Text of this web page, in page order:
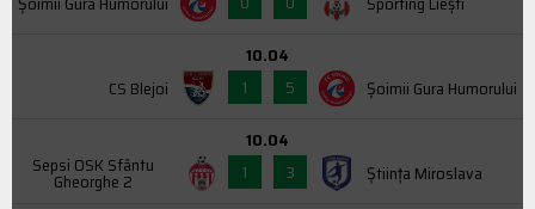
CS Blejoi
10.04
1
5 Şoimii Gura Humorului
Sepsi OSK Sfântu
Gheorghe 2
10.04
1
3 Știința Miroslava